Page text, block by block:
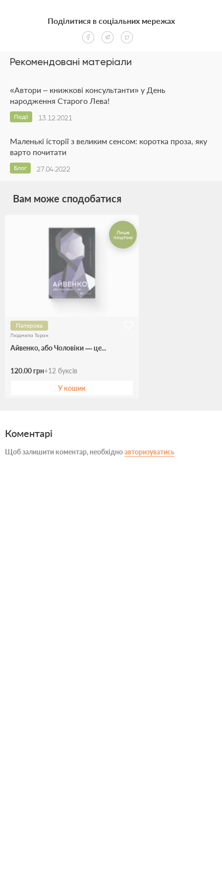
Рекомендовані матеріали
«Автори – книжкові консультанти» у День
народження Старого Лева!
13.12.2021
Події
Маленькі історії з великим сенсом: коротка проза, яку
варто почитати
27.04.2022
Блог
Поділитися в соціальних мережах
Вам може сподобатися
Лише
поштою
Паперова
Людмила Таран
Айвенко, або Чоловіки — це...
120.00 грн+12 буксів
У кошик
Коментарі
Щоб залишити коментар, необхідноавторизуватись